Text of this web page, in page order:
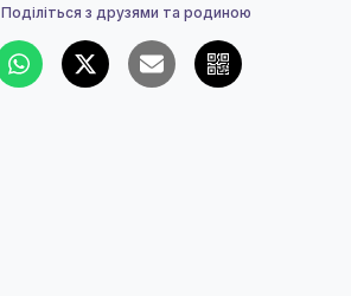
Поділіться з друзями та родиною